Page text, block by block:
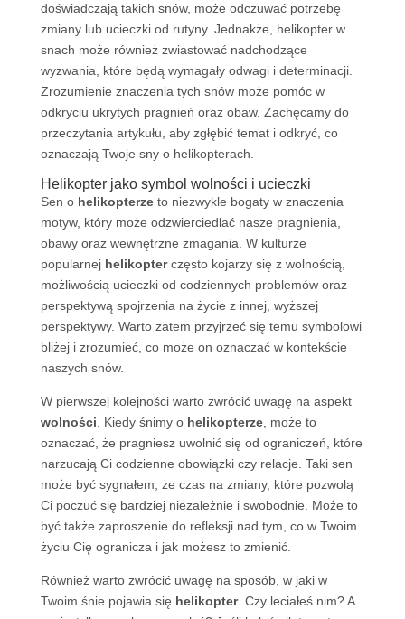
doświadczają takich snów, może odczuwać potrzebę
zmiany lub ucieczki od rutyny. Jednakże, helikopter w
snach może również zwiastować nadchodzące
wyzwania, które będą wymagały odwagi i determinacji.
Zrozumienie znaczenia tych snów może pomóc w
odkryciu ukrytych pragnień oraz obaw. Zachęcamy do
przeczytania artykułu, aby zgłębić temat i odkryć, co
oznaczają Twoje sny o helikopterach.
Helikopter jako symbol wolności i ucieczki
Sen o helikopterzeto niezwykle bogaty w znaczenia
motyw, który może odzwierciedlać nasze pragnienia,
obawy oraz wewnętrzne zmagania. W kulturze
popularnej helikopterczęsto kojarzy się z wolnością,
możliwością ucieczki od codziennych problemów oraz
perspektywą spojrzenia na życie z innej, wyższej
perspektywy. Warto zatem przyjrzeć się temu symbolowi
bliżej i zrozumieć, co może on oznaczać w kontekście
naszych snów.
W pierwszej kolejności warto zwrócić uwagę na aspekt
wolności . Kiedy śnimy o helikopterze, może to
oznaczać, że pragniesz uwolnić się od ograniczeń, które
narzucają Ci codzienne obowiązki czy relacje. Taki sen
może być sygnałem, że czas na zmiany, które pozwolą
Ci poczuć się bardziej niezależnie i swobodnie. Może to
być także zaproszenie do refleksji nad tym, co w Twoim
życiu Cię ogranicza i jak możesz to zmienić.
Również warto zwrócić uwagę na sposób, w jaki w
Twoim śnie pojawia się helikopter. Czy leciałeś nim? A